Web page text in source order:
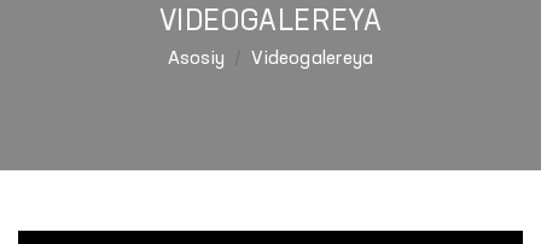
VIDEOGALEREYA
Asosiy Videogalereya